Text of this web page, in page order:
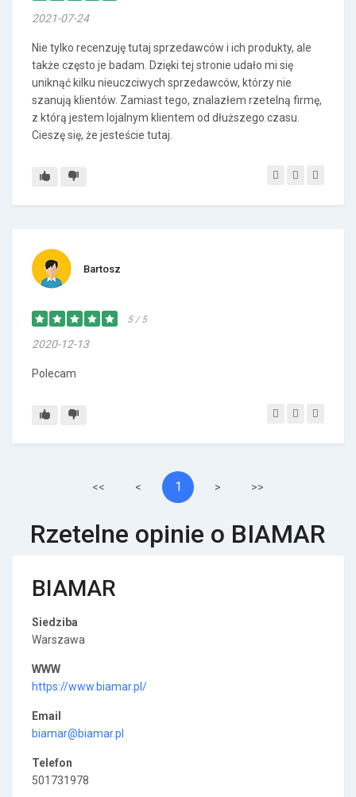
2021-07-24
Nie tylko recenzuję tutaj sprzedawców i ich produkty, ale
także często je badam. Dzięki tej stronie udało mi się
uniknąć kilku nieuczciwych sprzedawców, którzy nie
szanują klientów. Zamiast tego, znalazłem rzetelną firmę,
z którą jestem lojalnym klientem od dłuższego czasu.
Cieszę się, że jesteście tutaj.
Bartosz
5 / 5
2020-12-13
Polecam
<< < 1 > >>
Rzetelne opinie o BIAMAR
BIAMAR
Siedziba
Warszawa
WWW
https://www.biamar.pl/
Email
biamar@biamar.pl
Telefon
501731978